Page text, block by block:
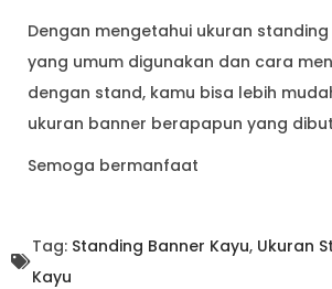
Dengan mengetahui ukuran
yang umum digunakan dan cara
dengan stand, kamu bisa lebih
ukuran banner berapapun yang
Semoga bermanfaat
Tag: Standing Banner Kayu, Ukuran
Kayu